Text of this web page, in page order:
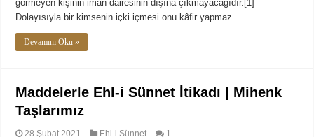
görmeyen kişinin iman dairesinin dışına çıkmayacağıdır.[1]
Dolayısıyla bir kimsenin içki içmesi onu kâfir yapmaz. …
Devamını Oku »
Maddelerle Ehl-i Sünnet İtikadı | Mihenk
Taşlarımız
28 Şubat 2021 Ehl-i Sünnet 1